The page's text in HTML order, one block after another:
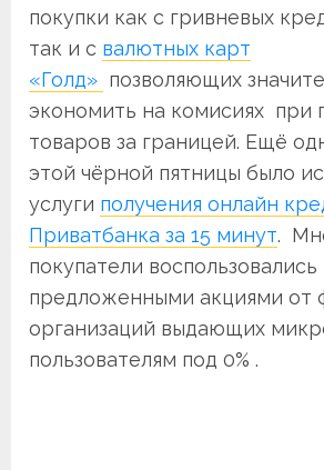
покупки как с гривневых
так и с валютных карт
«Голд» позволяющих
экономить на комисиях при
товаров за границей. Ещё
этой чёрной пятницы было
услуги получения онлайн
Приватбанка за 15 минут.
покупатели воспользовались
предложенными акциями от
организаций выдающих
пользователям под 0% .